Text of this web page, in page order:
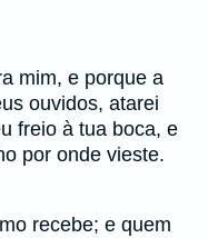
mim, e porque a
ouvidos, atarei
freio à tua boca, e
por onde vieste.
recebe; e quem